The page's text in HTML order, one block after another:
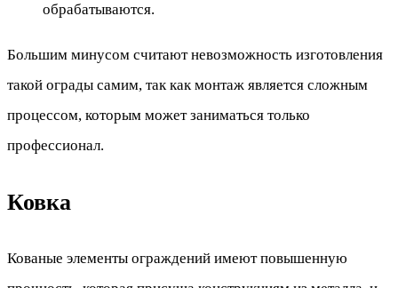
обрабатываются.
Большим минусом считают невозможность изготовления
такой ограды самим, так как монтаж является сложным
процессом, которым может заниматься только
профессионал.
Ковка
Кованые элементы ограждений имеют повышенную